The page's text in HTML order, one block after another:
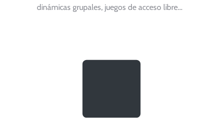
dinámicas grupales, juegos de acceso libre…